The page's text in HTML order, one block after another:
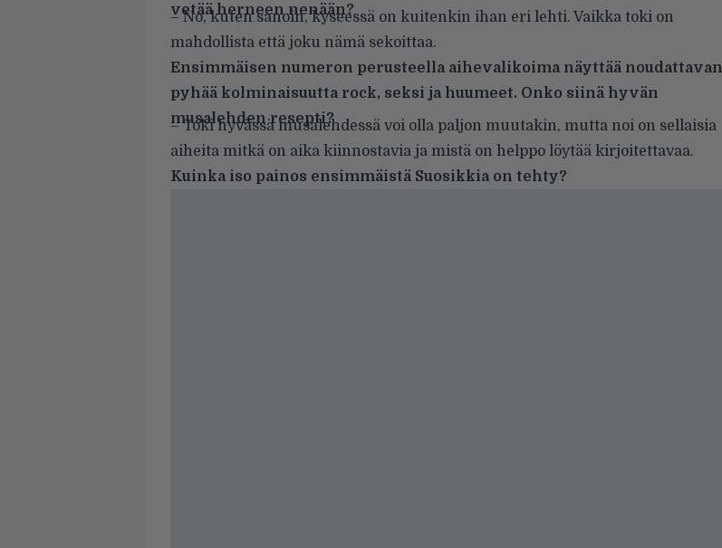
vetää herneen nenään?
– No, kuten sanoin, kyseessä on kuitenkin ihan eri lehti. Vaikka toki on
mahdollista että joku nämä sekoittaa.
Ensimmäisen numeron perusteella aihevalikoima näyttää noudattavan
pyhää kolminaisuutta rock, seksi ja huumeet. Onko siinä hyvän
musalehden resepti?
– Toki hyvässä musalehdessä voi olla paljon muutakin, mutta noi on sellaisia
aiheita mitkä on aika kiinnostavia ja mistä on helppo löytää kirjoitettavaa.
Kuinka iso painos ensimmäistä Suosikkia on tehty?